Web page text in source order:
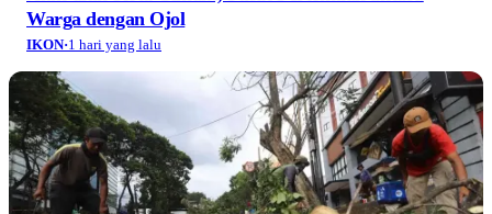
Warga dengan Ojol
IKON·1 hari yang lalu